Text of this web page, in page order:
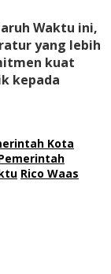
Waktu ini,
yang lebih
kuat
kepada
Kota
Rico Waas